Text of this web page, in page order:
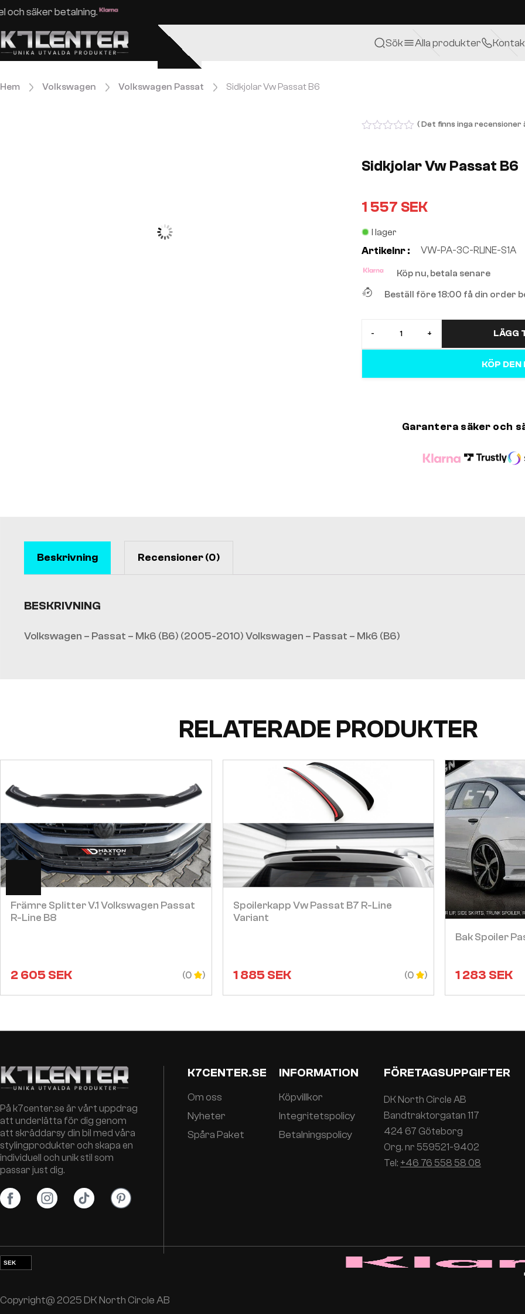
Enkel och säker betalning.
Sök Alla produkter
Hem Volkswagen Volkswagen Passat Sidkjolar Vw Passat B6
of
5
( Det finns inga recensioner
Sidkjolar Vw Passat B6
1 557 SEK
I lager
Artikelnr : VW-PA-3C-RLINE-S1A
Köp nu, betala senare
Beställ före 18:00 få din order
- + LÄGG
KÖP DEN
Garantera säker och
Beskrivning Recensioner (0)
BESKRIVNING
Volkswagen – Passat – Mk6 (B6) (2005-2010) Volkswagen – Passat – Mk6 (B6)
RELATERADE PRODUKTER
Främre Splitter V.1 Volkswagen Passat
R-Line B8
2 605SEK (0
Visa
Spoilerkapp Vw Passat B7 R-Line
Variant
1 885SEK (0
Visa
Bak Spoiler
1 283 SEK
På k7center.se är vårt uppdrag
att underlätta för dig genom
att skräddarsy din bil med våra
stylingprodukter och skapa en
individuell och unik stil som
passar just dig.
K7CENTER.SE
Om oss
Nyheter
Spåra Paket
INFORMATION
Köpvillkor
Integritetspolicy
Betalningspolicy
FÖRETAGSUPPGIFTER
DK North Circle AB
Bandtraktorgatan 117
424 67 Göteborg
Org. nr 559521-9402
Tel: +46 76 558 58 08
SEK
DKK
Copyright@ 2025 DK North Circle AB